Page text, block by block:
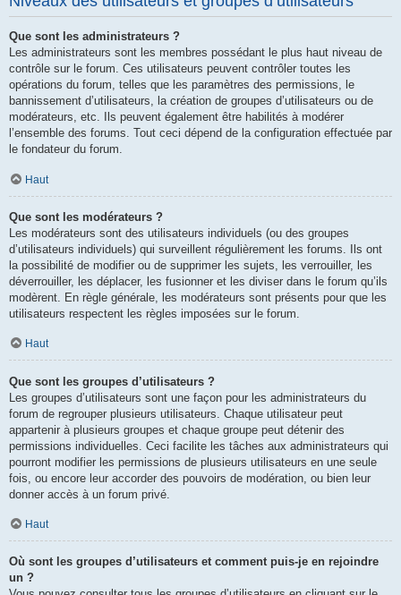
Que sont les administrateurs ?
Les administrateurs sont les membres possédant le plus haut niveau de
contrôle sur le forum. Ces utilisateurs peuvent contrôler toutes les
opérations du forum, telles que les paramètres des permissions, le
bannissement d’utilisateurs, la création de groupes d’utilisateurs ou de
modérateurs, etc. Ils peuvent également être habilités à modérer
l’ensemble des forums. Tout ceci dépend de la configuration effectuée par
le fondateur du forum.
Haut
Que sont les modérateurs ?
Les modérateurs sont des utilisateurs individuels (ou des groupes
d’utilisateurs individuels) qui surveillent régulièrement les forums. Ils ont
la possibilité de modifier ou de supprimer les sujets, les verrouiller, les
déverrouiller, les déplacer, les fusionner et les diviser dans le forum qu’ils
modèrent. En règle générale, les modérateurs sont présents pour que les
utilisateurs respectent les règles imposées sur le forum.
Haut
Que sont les groupes d’utilisateurs ?
Les groupes d’utilisateurs sont une façon pour les administrateurs du
forum de regrouper plusieurs utilisateurs. Chaque utilisateur peut
appartenir à plusieurs groupes et chaque groupe peut détenir des
permissions individuelles. Ceci facilite les tâches aux administrateurs qui
pourront modifier les permissions de plusieurs utilisateurs en une seule
fois, ou encore leur accorder des pouvoirs de modération, ou bien leur
donner accès à un forum privé.
Haut
Où sont les groupes d’utilisateurs et comment puis-je en rejoindre
un ?